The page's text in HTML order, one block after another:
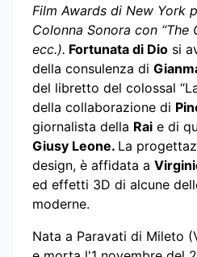
Film Awards di New York
Colonna Sonora con “The
ecc.). Fortunata di Dio si
della consulenza di
del libretto del colossal
della collaborazione di
giornalista della Rai e di
Giusy Leone. La
design, è affidata a
ed effetti 3D di alcune
moderne.
Nata a Paravati di Mileto